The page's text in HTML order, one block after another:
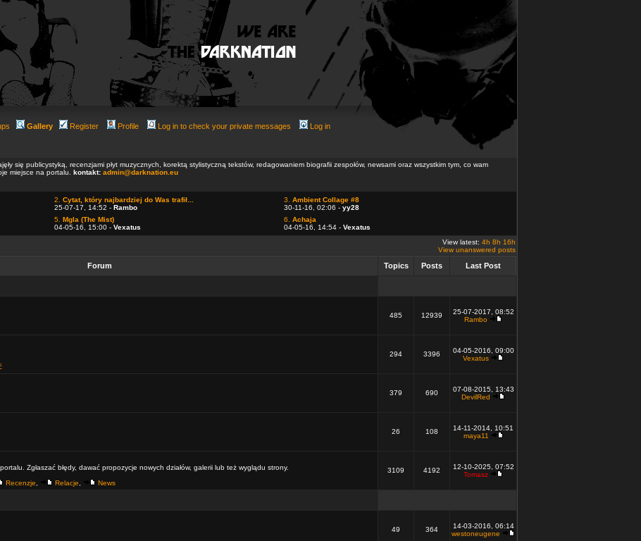
Gallery Register Profile Log in to check your private messages
Log in
się publicystyką, recenzjami płyt muzycznych, korektą stylistyczną tekstów, redagowaniem biografii zespołów, newsami oraz wszystkim tym, co wam
miejsce na portalu. kontakt: admin@darknation.eu
2. Cytat, który najbardziej do Was trafił...
25-07-17, 14:52 - Rambo
3. Ambient Collage #8
30-11-16, 02:06 - yy28
5. Mgla (The Mist)
04-05-16, 15:00 - Vexatus
6. Achaja
04-05-16, 14:54 - Vexatus
View latest: 4h 8h 16h
View unanswered posts
Forum Topics Posts Last Post
485 12939
25-07-2017, 08:52
Rambo
294 3396
04-05-2016, 09:00
Vexatus
379 690
07-08-2015, 13:43
DevilRed
26 108
14-11-2014, 10:51
maya11
Zgłaszać błędy, dawać propozycje nowych działów, galerii lub też wyglądu strony.
Recenzje Relacje News
3109 4192
12-10-2025, 07:52
Tomasz
49 364
14-03-2016, 06:14
westoneugene